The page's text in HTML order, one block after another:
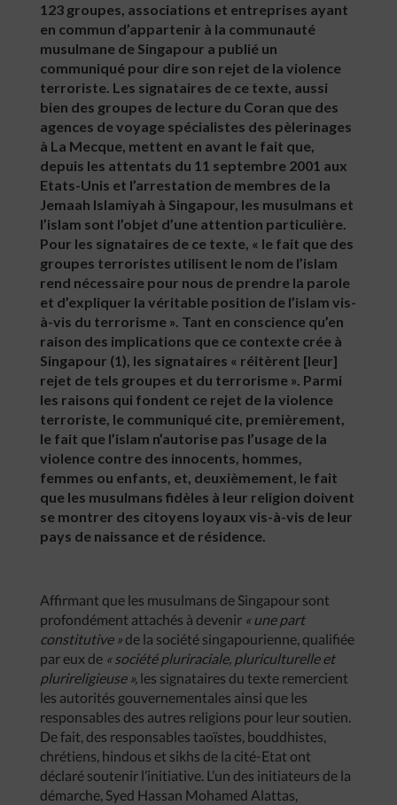
123 groupes, associations et entreprises ayant
en commun d’appartenir à la communauté
musulmane de Singapour a publié un
communiqué pour dire son rejet de la violence
terroriste. Les signataires de ce texte, aussi
bien des groupes de lecture du Coran que des
agences de voyage spécialistes des pèlerinages
à La Mecque, mettent en avant le fait que,
depuis les attentats du 11 septembre 2001 aux
Etats-Unis et l’arrestation de membres de la
Jemaah Islamiyah à Singapour, les musulmans et
l’islam sont l’objet d’une attention particulière.
Pour les signataires de ce texte, « le fait que des
groupes terroristes utilisent le nom de l’islam
rend nécessaire pour nous de prendre la parole
et d’expliquer la véritable position de l’islam vis-
à-vis du terrorisme ». Tant en conscience qu’en
raison des implications que ce contexte crée à
Singapour (1), les signataires « réitèrent [leur]
rejet de tels groupes et du terrorisme ». Parmi
les raisons qui fondent ce rejet de la violence
terroriste, le communiqué cite, premièrement,
le fait que l’islam n’autorise pas l’usage de la
violence contre des innocents, hommes,
femmes ou enfants, et, deuxièmement, le fait
que les musulmans fidèles à leur religion doivent
se montrer des citoyens loyaux vis-à-vis de leur
pays de naissance et de résidence.
Affirmant que les musulmans de Singapour sont
profondément attachés à devenir « une part
constitutive » de la société singapourienne, qualifiée
par eux de « société pluriraciale, pluriculturelle et
plurireligieuse », les signataires du texte remercient
les autorités gouvernementales ainsi que les
responsables des autres religions pour leur soutien.
De fait, des responsables taoïstes, bouddhistes,
chrétiens, hindous et sikhs de la cité-Etat ont
déclaré soutenir l’initiative. L’un des initiateurs de la
démarche, Syed Hassan Mohamed Alattas,